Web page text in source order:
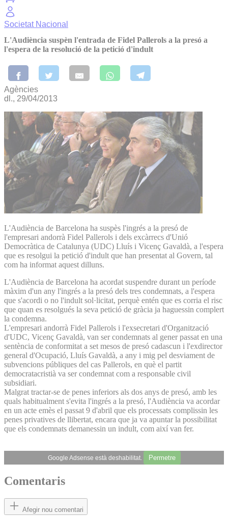
Societat Nacional
L'Audiència suspèn l'entrada de Fidel Pallerols a la presó a
l'espera de la resolució de la petició d'indult
Agències
dl., 29/04/2013
L'Audiència de Barcelona ha suspès l'ingrés a la presó de
l'empresari andorrà Fidel Pallerols i dels excàrrecs d'Unió
Democràtica de Catalunya (UDC) Lluís i Vicenç Gavaldà, a l'espera
que es resolgui la petició d'indult que han presentat al Govern, tal
com ha informat aquest dilluns.
L'Audiència de Barcelona ha acordat suspendre durant un període
màxim d'un any l'ingrés a la presó dels tres condemnats, a l'espera
que s'acordi o no l'indult sol·licitat, perquè entén que es corria el risc
que quan es resolgués la seva petició de gràcia ja haguessin complert
la condemna.
L'empresari andorrà Fidel Pallerols i l'exsecretari d'Organització
d'UDC, Vicenç Gavaldà, van ser condemnats al gener passat en una
sentència de conformitat a set mesos de presó cadascun i l'exdirector
general d'Ocupació, Lluís Gavaldà, a any i mig pel desviament de
subvencions públiques del cas Pallerols, en què el partit
democratacristià va ser condemnat com a responsable civil
subsidiari.
Malgrat tractar-se de penes inferiors als dos anys de presó, amb les
quals habitualment s'evita l'ingrés a la presó, l'Audiència va acordar
en un acte emès el passat 9 d'abril que els processats complissin les
penes privatives de llibertat, encara que ja va apuntar la possibilitat
que els condemnats demanessin un indult, com així van fer.
Google Adsense està deshabilitat. Permetre
Comentaris
Afegir nou comentari